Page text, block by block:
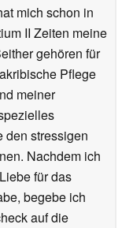
mich schon in
II Zeiten meine
gehören für
Pflege
meiner
den stressigen
Nachdem ich
für das
begebe ich
auf die